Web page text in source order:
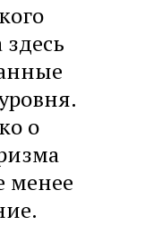
о
менее